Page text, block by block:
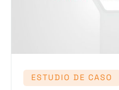
ESTUDIO DE CASO